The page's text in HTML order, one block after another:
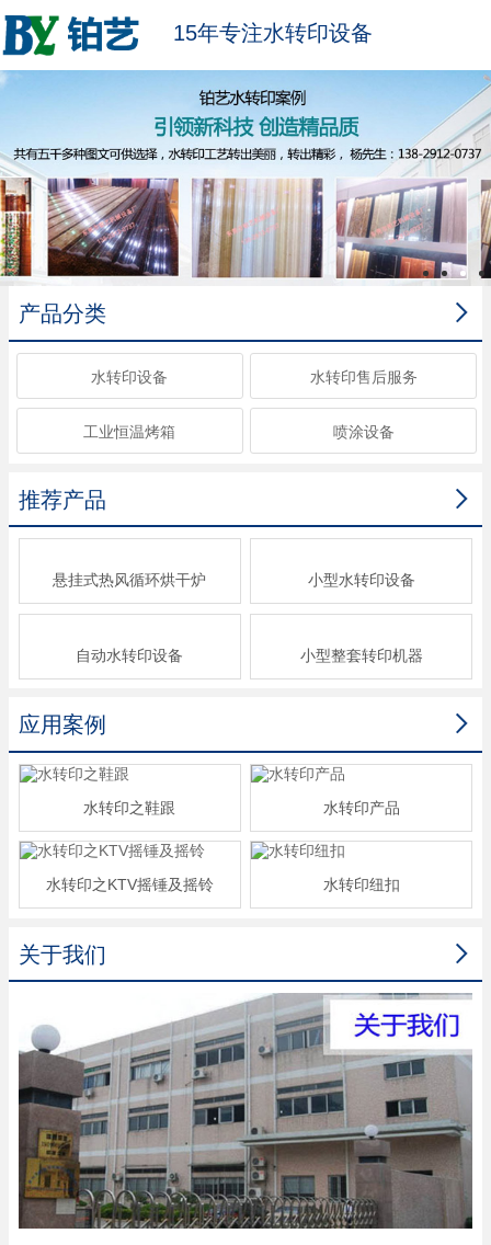
15年专注水转印设备

产品分类
水转印设备 水转印售后服务
工业恒温烤箱 喷涂设备

推荐产品
悬挂式热风循环烘干炉 小型水转印设备
自动水转印设备 小型整套转印机器

应用案例
水转印之鞋跟 水转印产品
水转印之KTV摇锤及摇铃 水转印纽扣

关于我们